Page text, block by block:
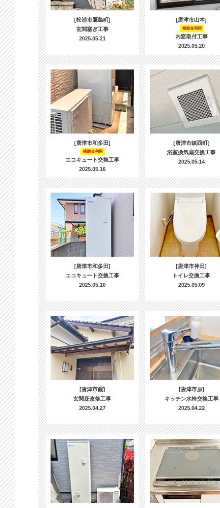
[松浦市鷹島町]
玄関塞ぎ工事
2025.05.21
[唐津市山本]
補助金利用
内窓取付工事
2025.05.20
[唐津市和多田]
補助金利用
エコキュート交換工事
2025.05.16
[唐津市鎮西町]
浴室換気扇交換工事
2025.05.14
[唐津市和多田]
エコキュート交換工事
2025.05.10
[唐津市神田]
トイレ交換工事
2025.05.09
[唐津市鏡]
玄関庇改修工事
2025.04.27
[唐津市原]
キッチン水栓交換工事
2025.04.22